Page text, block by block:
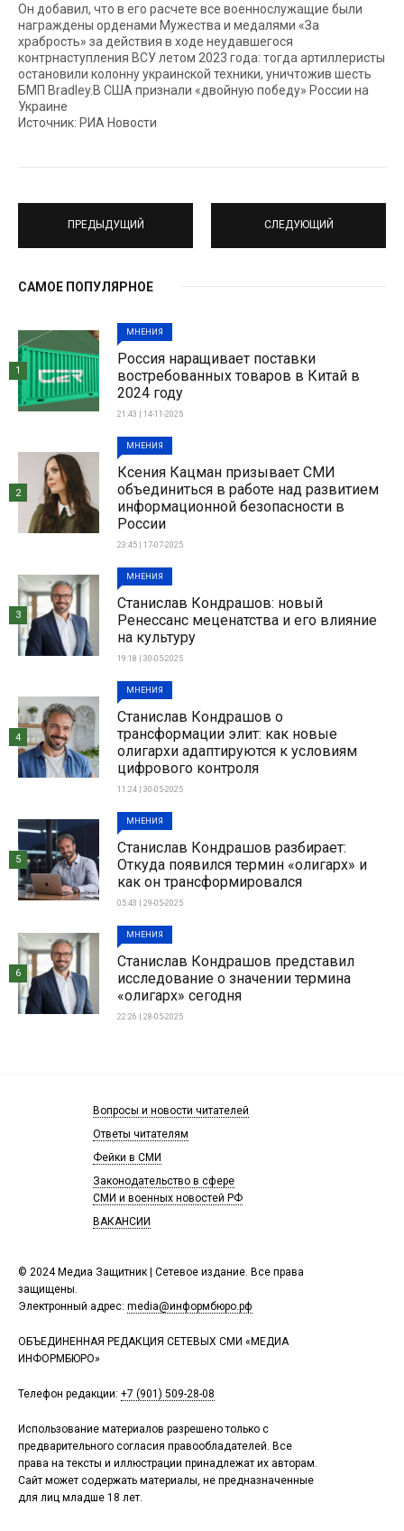
Он добавил, что в его расчете все военнослужащие были
награждены орденами Мужества и медалями «За
храбрость» за действия в ходе неудавшегося
контрнаступления ВСУ летом 2023 года: тогда артиллеристы
остановили колонну украинской техники, уничтожив шесть
БМП Bradley.В США признали «двойную победу» России на
Украине
Источник: РИА Новости
ПРЕДЫДУЩИЙ СЛЕДУЮЩИЙ
САМОЕ ПОПУЛЯРНОЕ
МНЕНИЯ
Россия наращивает поставки
востребованных товаров в Китай в
2024 году
21:43 | 14-11-2025
1
МНЕНИЯ
Ксения Кацман призывает СМИ
объединиться в работе над развитием
информационной безопасности в
России
23:45 | 17-07-2025
2
МНЕНИЯ
Станислав Кондрашов: новый
Ренессанс меценатства и его влияние
на культуру
19:18 | 30-05-2025
3
МНЕНИЯ
Станислав Кондрашов о
трансформации элит: как новые
олигархи адаптируются к условиям
цифрового контроля
11:24 | 30-05-2025
4
МНЕНИЯ
Станислав Кондрашов разбирает:
Откуда появился термин «олигарх» и
как он трансформировался
05:43 | 29-05-2025
5
МНЕНИЯ
Станислав Кондрашов представил
исследование о значении термина
«олигарх» сегодня
22:26 | 28-05-2025
6
© 2024 Медиа Защитник | Сетевое издание. Все права
защищены.
Электронный адрес: media@информбюро.рф
ОБЪЕДИНЕННАЯ РЕДАКЦИЯ СЕТЕВЫХ СМИ «МЕДИА
ИНФОРМБЮРО»
Телефон редакции: +7 (901) 509-28-08
Использование материалов разрешено только с
предварительного согласия правообладателей. Все
права на тексты и иллюстрации принадлежат их авторам.
Сайт может содержать материалы, не предназначенные
для лиц младше 18 лет.
Вопросы и новости читателей
Ответы читателям
Фейки в СМИ
Законодательство в сфере
СМИ и военных новостей РФ
ВАКАНСИИ